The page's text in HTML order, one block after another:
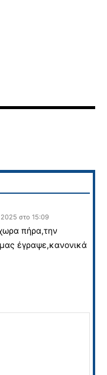
στο 15:09
πήρα,την
έγραψε,κανονικά